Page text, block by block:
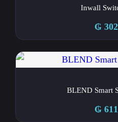
Inwall
₲
BLEND Smart
₲